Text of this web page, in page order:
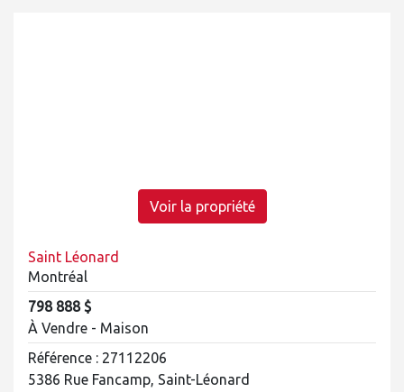
Voir la propriété
Saint Léonard
Montréal
798 888 $
À Vendre - Maison
Référence : 27112206
5386 Rue Fancamp, Saint-Léonard